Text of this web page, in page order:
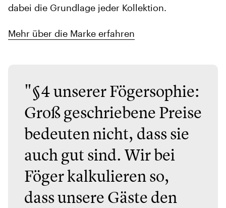
dabei die Grundlage jeder Kollektion.
Mehr über die Marke erfahren
"§4 unserer Fögersophie:
Groß geschriebene Preise
bedeuten nicht, dass sie
auch gut sind. Wir bei
Föger kalkulieren so,
dass unsere Gäste den